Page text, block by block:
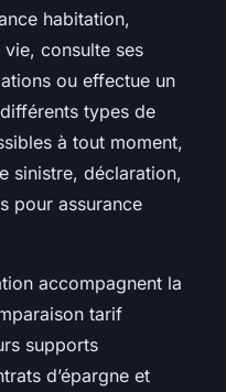
habitation,
consulte ses
ou effectue un
types de
à tout moment,
sinistre, déclaration,
pour assurance
accompagnent la
tarif
supports
d’épargne et